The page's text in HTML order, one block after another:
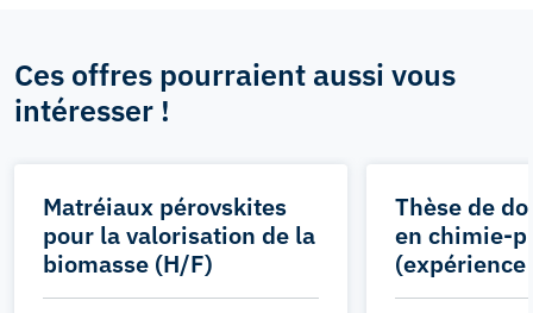
Ces offres pourraient aussi vous
intéresser !
Matréiaux pérovskites
pour la valorisation de la
biomasse (H/F)
Thèse de
en chimie-